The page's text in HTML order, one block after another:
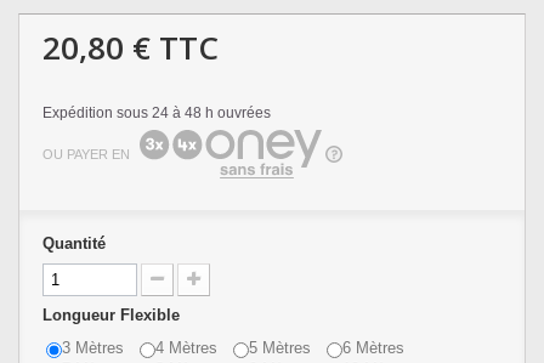
20,80 € TTC
Expédition sous 24 à 48 h ouvrées
OU PAYER EN
Quantité
Longueur Flexible
3 Mètres
4 Mètres 5 Mètres
6 Mètres